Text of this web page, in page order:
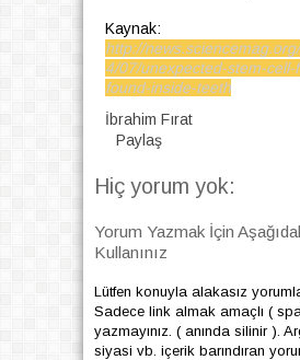
Kaynak:
http://
4/07/unexpected-stem-cell-
found-inside-teeth
İbrahim Fırat
Paylaş
Hiç yorum yok:
Yorum Yazmak İçin
Kullanınız
Lütfen konuyla alakasız
Sadece link almak amaçlı (
yazmayınız. ( anında silinir ).
siyasi vb. içerik barındıran